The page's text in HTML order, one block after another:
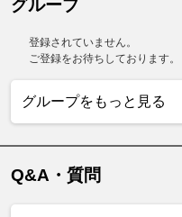
グループ
登録されていません。
ご登録をお待ちしております。
グループをもっと見る
Q&A・質問